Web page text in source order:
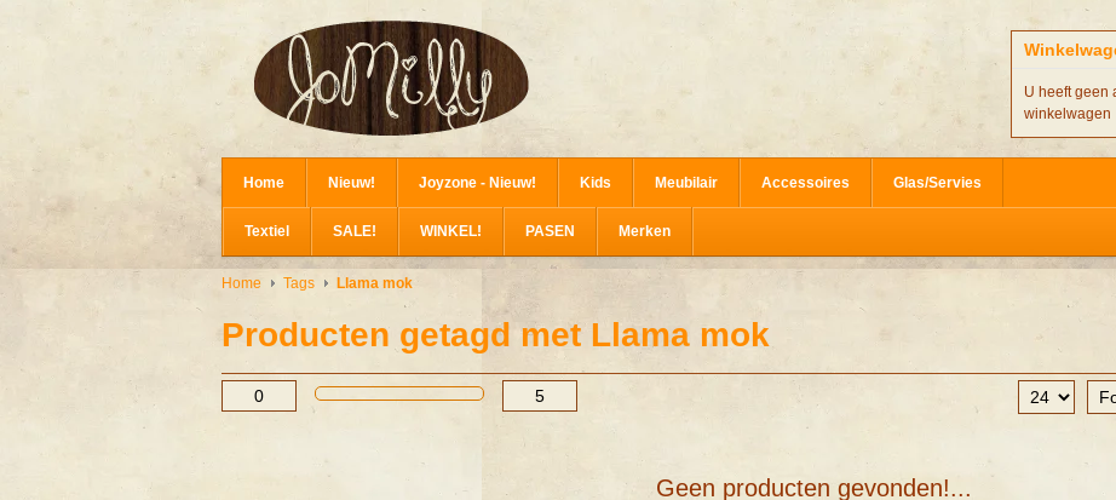
U heeft geen
winkelwagen
Home Nieuw! Joyzone - Nieuw! Kids Meubilair Accessoires Glas/Servies
Textiel SALE! WINKEL! PASEN Merken
Home Tags Llama mok
Producten getagd met Llama mok
Geen producten gevonden!...